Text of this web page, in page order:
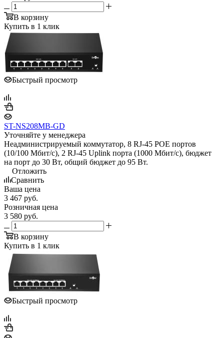
В корзину
Купить в 1 клик
Быстрый просмотр
ST-NS208MB-GD
Уточняйте у менеджера
Неадминистрируемый коммутатор, 8 RJ-45 POE портов
(10/100 Мбит/с), 2 RJ-45 Uplink порта (1000 Мбит/с), бюджет
на порт до 30 Вт, общий бюджет до 95 Вт.
Отложить
Сравнить
Ваша цена
3 467 руб.
Розничная цена
3 580 руб.
В корзину
Купить в 1 клик
Быстрый просмотр